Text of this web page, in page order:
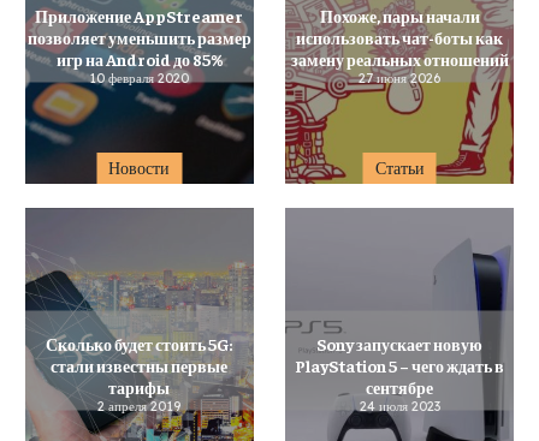
Новости
Приложение AppStreamer
позволяет уменьшить размер
игр на Android до 85%
10 февраля 2020
Статьи
Похоже, пары начали
использовать чат-боты как
замену реальных отношений
27 июня 2026
Сколько будет стоить 5G:
стали известны первые
тарифы
2 апреля 2019
Sony запускает новую
PlayStation 5 – чего ждать в
сентябре
24 июля 2023